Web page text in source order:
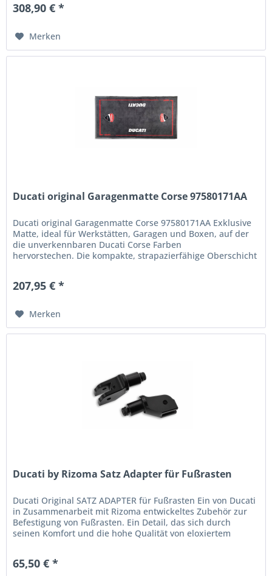
308,90 € *
Merken
Ducati original Garagenmatte Corse 97580171AA
Ducati original Garagenmatte Corse 97580171AA Exklusive
Matte, ideal für Werkstätten, Garagen und Boxen, auf der
die unverkennbaren Ducati Corse Farben
hervorstechen. Die kompakte, strapazierfähige Oberschicht
207,95 € *
Merken
Ducati by Rizoma Satz Adapter für Fußrasten
Ducati Original SATZ ADAPTER für Fußrasten Ein von Ducati
in Zusammenarbeit mit Rizoma entwickeltes Zubehör zur
Befestigung von Fußrasten. Ein Detail, das sich durch
seinen Komfort und die hohe Qualität von eloxiertem
65,50 € *